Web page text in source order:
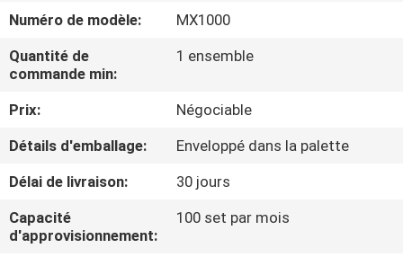
VISITE
DE
CONTRÔLE
DE
LA
QUALITÉ
Numéro de modèle:
MX1000
Quantité de
commande min:
1 ensemble
Prix:
Négociable
Détails d'emballage:
Enveloppé dans la palette
Délai de livraison:
30 jours
Capacité
d'approvisionnement:
100 set par mois